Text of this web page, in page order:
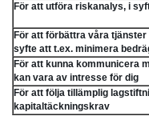
För att utföra riskanalys, i
För att förbättra våra
syfte att t.ex. minimera
För att kunna kommunicera
kan vara av intresse för dig
För att följa tillämplig
kapitaltäckningskrav